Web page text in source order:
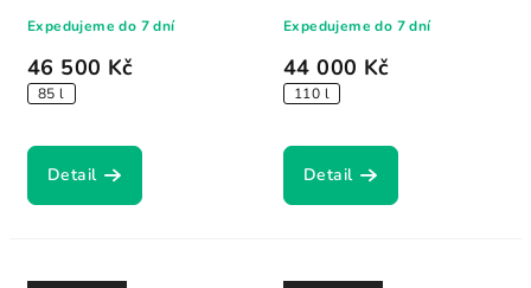
46 500 Kč
85 l
Expedujeme do 7 dní
Detail
44 000 Kč
110 l
Expedujeme do 7 dní
Detail
50...